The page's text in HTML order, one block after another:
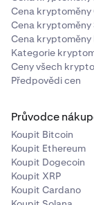
vaši celkovou
USD +
futures s více
Otázka:Co
30 tisíc $?
Odpověď:
základě vaší
Pokud vaše
hodinu se
úroky se
Cena kryptoměny
Cena kryptoměny
Cena kryptoměny
Kategorie
Ceny všech
Předpovědi cen
Průvodce
Koupit Bitcoin
Koupit Ethereum
Koupit Dogecoin
Koupit XRP
Koupit Cardano